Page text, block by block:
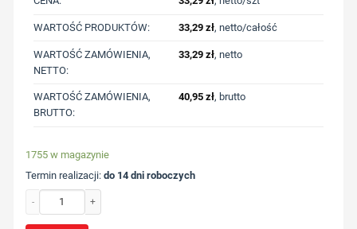
WARTOŚĆ PRODUKTÓW: 33,29 zł, netto/całość
WARTOŚĆ ZAMÓWIENIA,
NETTO:
33,29 zł, netto
WARTOŚĆ ZAMÓWIENIA,
BRUTTO:
40,95 zł, brutto
1755 w magazynie
Termin realizacji:do 14 dni roboczych